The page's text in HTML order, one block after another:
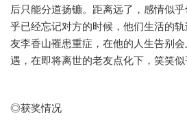
后只能分道扬镳。距离远了，感情似
乎已经忘记对方的时候，他们生活的
友李香山罹患重症，在他的人生告别
遇，在即将离世的老友点化下，笑笑
◎获奖情况